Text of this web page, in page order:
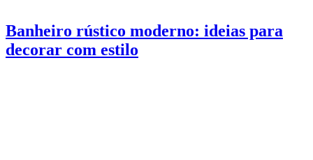
Banheiro rústico moderno: ideias para
decorar com estilo